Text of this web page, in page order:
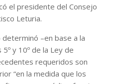
el presidente del Consejo
Leturia.
–en base a la
y 10º de la Ley de
requeridos son
“en la medida que los